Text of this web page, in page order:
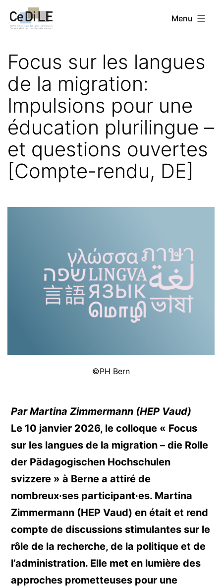
auCeDiLE Menu
Focus sur les langues
de la migration:
Impulsions pour une
éducation plurilingue –
et questions ouvertes
[Compte-rendu, DE]
©PH Bern
Par Martina Zimmermann (HEP Vaud)
Le 10 janvier 2026, le colloque « Focus
sur les langues de la migration – die Rolle
der Pädagogischen Hochschulen
svizzere » à Berne a attiré de
nombreux·ses participant·es. Martina
Zimmermann (HEP Vaud) en était et rend
compte de discussions stimulantes sur le
rôle de la recherche, de la politique et de
l’administration. Elle met en lumière des
approches prometteuses pour une